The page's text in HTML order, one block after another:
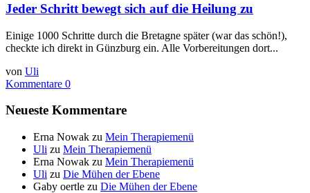
Jeder Schritt bewegt sich auf die Heilung zu
Einige 1000 Schritte durch die Bretagne später (war das schön!),
checkte ich direkt in Günzburg ein. Alle Vorbereitungen dort...
von Uli
Kommentare 0
Neueste Kommentare
Erna Nowak zu Mein Therapiemenü
Uli zu Mein Therapiemenü
Erna Nowak zu Mein Therapiemenü
Uli zu Die Mühen der Ebene
Gaby oertle zu Die Mühen der Ebene